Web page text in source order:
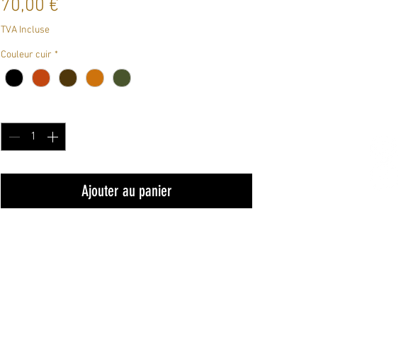
70,00 €
TVA Incluse
Couleur cuir *
Ajouter au panier